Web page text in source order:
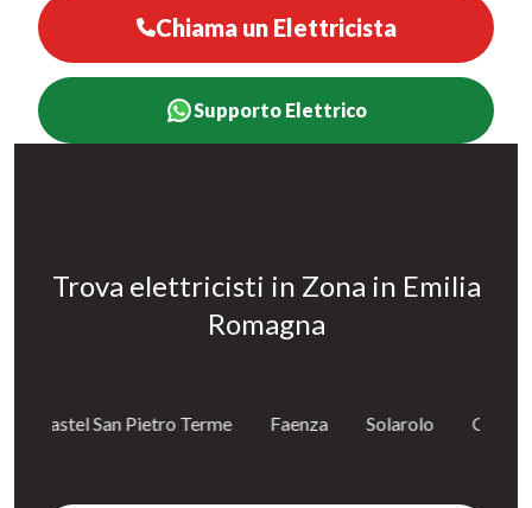
Chiama un Elettricista
Supporto Elettrico
Trova elettricisti in Zona in Emilia
Romagna
Castel San Pietro Terme Faenza Solarolo